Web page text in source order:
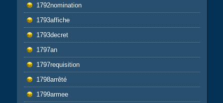
1792nomination
1793affiche
1793decret
1797an
1797requisition
1798arrêté
1799armee